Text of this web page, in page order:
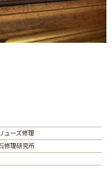
ューズ修理
修理研究所